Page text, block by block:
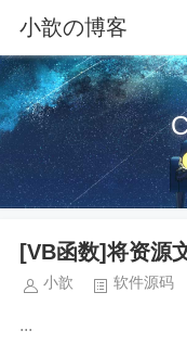
小歆の博客
[VB函数]将资源
小歆 软件源码
...